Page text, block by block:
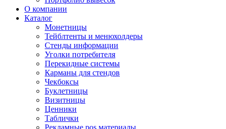
О компании
Каталог
Монетницы
Тейблтенты и менюхолдеры
Стенды информации
Уголки потребителя
Перекидные системы
Карманы для стендов
Чекбоксы
Буклетницы
Визитницы
Ценники
Таблички
Рекламные pos материалы